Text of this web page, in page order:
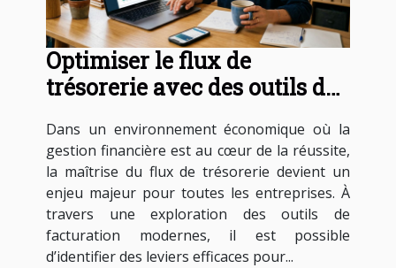
Optimiser le flux de
trésorerie avec des outils de
Dans un environnement économique où la
gestion financière est au cœur de la réussite,
la maîtrise du flux de trésorerie devient un
enjeu majeur pour toutes les entreprises. À
travers une exploration des outils de
facturation modernes, il est possible
d’identifier des leviers efficaces pour...